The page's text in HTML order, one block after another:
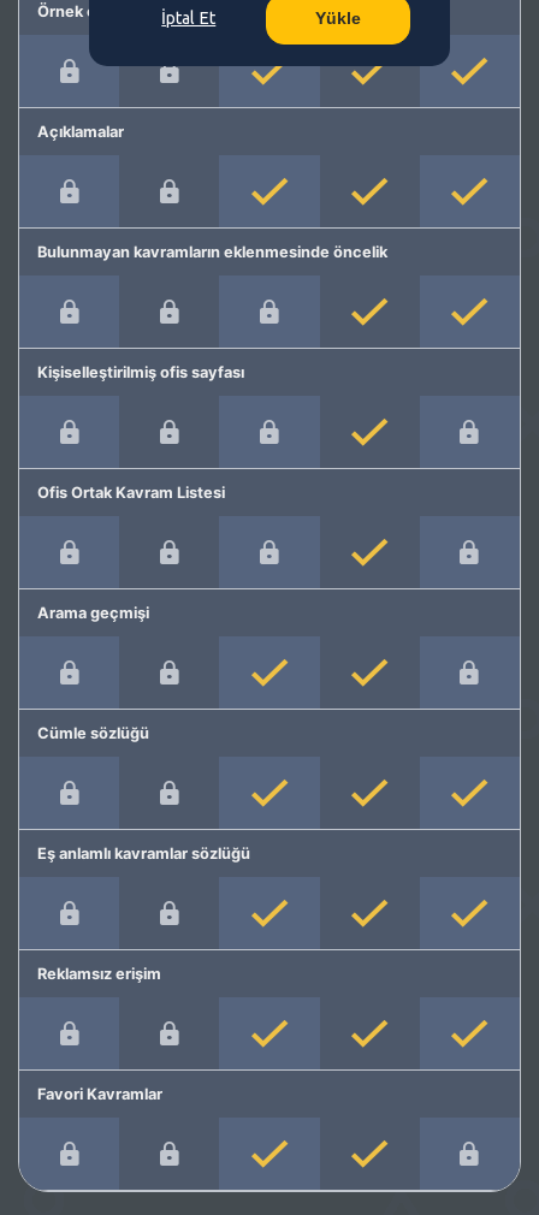
Örnek cümleler
Açıklamalar
Bulunmayan kavramların eklenmesinde öncelik
Kişiselleştirilmiş ofis sayfası
Ofis Ortak Kavram Listesi
Arama geçmişi
Cümle sözlüğü
Eş anlamlı kavramlar sözlüğü
Reklamsız erişim
Favori Kavramlar
İptal Et Yükle